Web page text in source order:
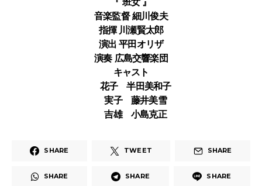
音楽監督 細川俊夫
指揮 川瀬賢太郎
演出 平田オリザ
演奏 広島交響楽団
キャスト
花子 半田美和子
実子 藤井美雪
吉雄 小島克正
SHARE TWEET SHARE
SHARE SHARE SHARE